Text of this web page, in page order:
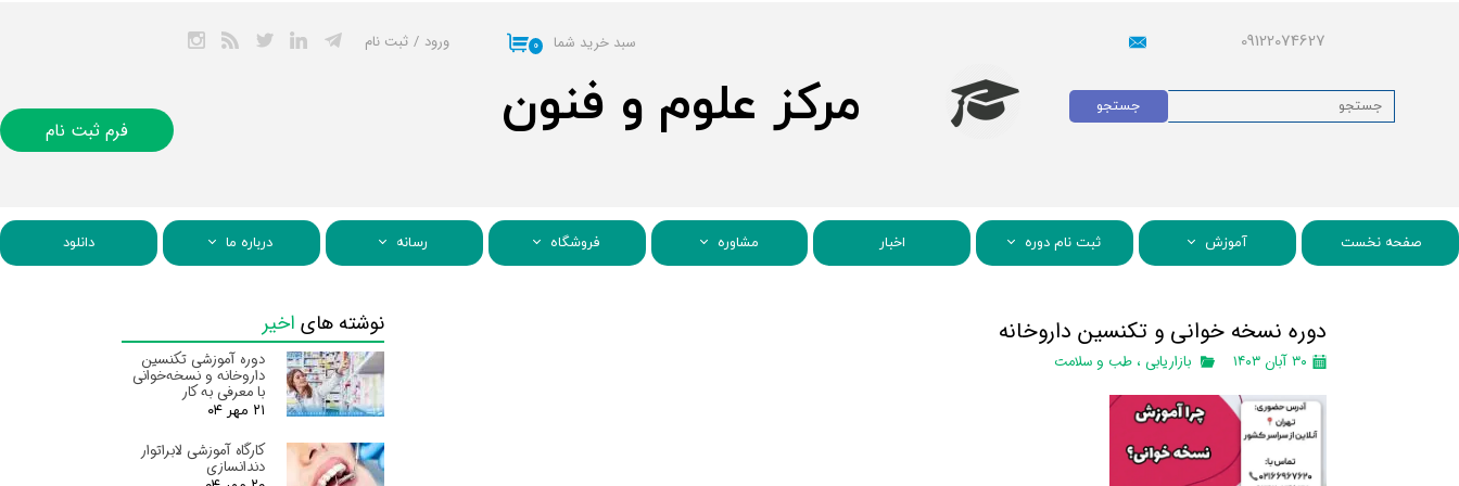
09122074627
مرکز علوم و فنون
۰ سبد خرید شما ورود / ثبت نام
کاربری
فرم ثبت نام
جستجو
صفحه نخست آموزش ثبت نام دوره اخبار مشاوره فروشگاه رسانه درباره ما دانلود
دوره نسخه خوانی و تکنسین داروخانه
۳۰ آبان ۱۴۰۳ بازاریابی ، طب و سلامت
نوشته های اخیر
دوره آموزشی تکنسین
داروخانه و نسخه‌خوانی
با معرفی به کار
۲۱ مهر ۰۴
کارگاه آموزشی لابراتوار
دندانسازی